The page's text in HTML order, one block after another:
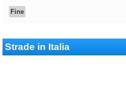
Fine
Strade in Italia